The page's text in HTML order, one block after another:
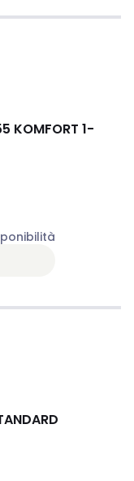
KOMFORT 1-